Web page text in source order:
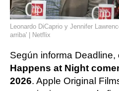
Leonardo DiCaprio y Jennifer
arriba' | Netflix
Según informa Deadline,
Happens at Night
2026. Apple Original